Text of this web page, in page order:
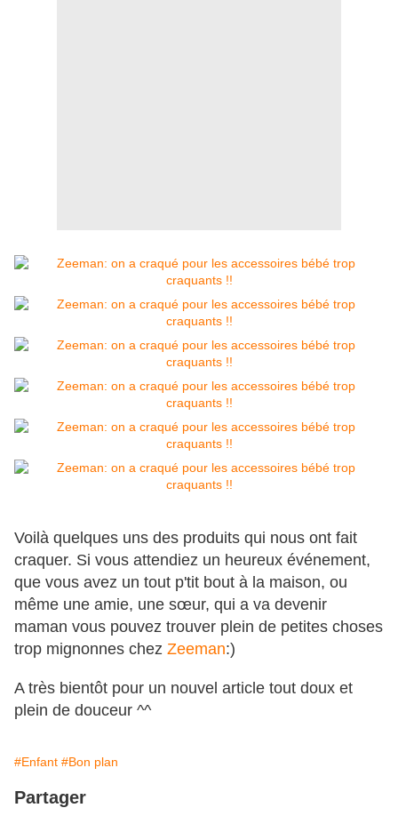
Voilà quelques uns des produits qui nous ont fait
craquer. Si vous attendiez un heureux événement,
que vous avez un tout p'tit bout à la maison, ou
même une amie, une sœur, qui a va devenir
maman vous pouvez trouver plein de petites choses
trop mignonnes chez Zeeman:)
A très bientôt pour un nouvel article tout doux et
plein de douceur ^^
#Enfant #Bon plan
Partager